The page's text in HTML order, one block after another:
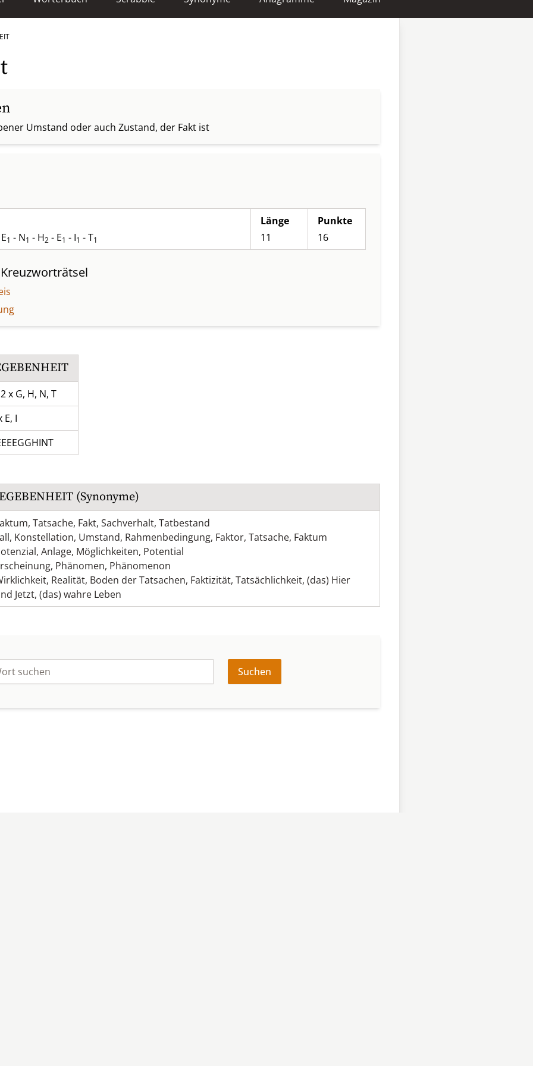
Umstand oder auch Zustand, der Fakt ist
1 - N1 - H2 - E1 - I1 - T1
Länge
11
Punkte
16
x G, H, N, T
E, I
(Synonyme)
, Tatsache, Fakt, Sachverhalt, Tatbestand
, Konstellation, Umstand, Rahmenbedingung, Faktor, Tatsache, Faktum
, Anlage, Möglichkeiten, Potential
, Phänomen, Phänomenon
, Realität, Boden der Tatsachen, Faktizität, Tatsächlichkeit, (das) Hier
Jetzt, (das) wahre Leben
Suchen